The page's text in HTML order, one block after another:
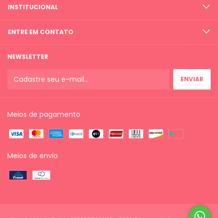
INSTITUCIONAL
ENTRE EM CONTATO
NEWSLETTER
Meios de pagamento
Meios de envio